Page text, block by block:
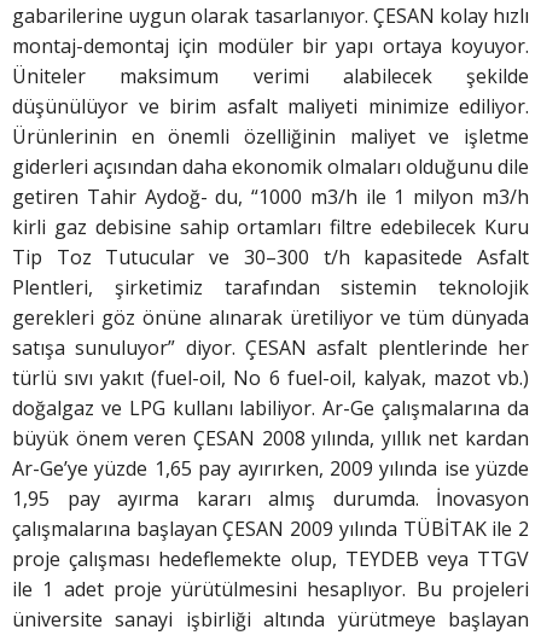
gabarilerine uygun olarak tasarlanıyor. ÇESAN kolay hızlı
montaj-demontaj için modüler bir yapı ortaya koyuyor.
Üniteler maksimum verimi alabilecek şekilde
düşünülüyor ve birim asfalt maliyeti minimize ediliyor.
Ürünlerinin en önemli özelliğinin maliyet ve işletme
giderleri açısından daha ekonomik olmaları olduğunu dile
getiren Tahir Aydoğ- du, “1000 m3/h ile 1 milyon m3/h
kirli gaz debisine sahip ortamları filtre edebilecek Kuru
Tip Toz Tutucular ve 30–300 t/h kapasitede Asfalt
Plentleri, şirketimiz tarafından sistemin teknolojik
gerekleri göz önüne alınarak üretiliyor ve tüm dünyada
satışa sunuluyor” diyor. ÇESAN asfalt plentlerinde her
türlü sıvı yakıt (fuel-oil, No 6 fuel-oil, kalyak, mazot vb.)
doğalgaz ve LPG kullanı labiliyor. Ar-Ge çalışmalarına da
büyük önem veren ÇESAN 2008 yılında, yıllık net kardan
Ar-Ge’ye yüzde 1,65 pay ayırırken, 2009 yılında ise yüzde
1,95 pay ayırma kararı almış durumda. İnovasyon
çalışmalarına başlayan ÇESAN 2009 yılında TÜBİTAK ile 2
proje çalışması hedeflemekte olup, TEYDEB veya TTGV
ile 1 adet proje yürütülmesini hesaplıyor. Bu projeleri
üniversite sanayi işbirliği altında yürütmeye başlayan